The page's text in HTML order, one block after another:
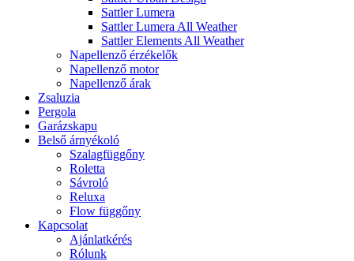
Sattler Lumera
Sattler Lumera All Weather
Sattler Elements All Weather
Napellenző érzékelők
Napellenző motor
Napellenző árak
Zsaluzia
Pergola
Garázskapu
Belső árnyékoló
Szalagfüggőny
Roletta
Sávroló
Reluxa
Flow függőny
Kapcsolat
Ajánlatkérés
Rólunk